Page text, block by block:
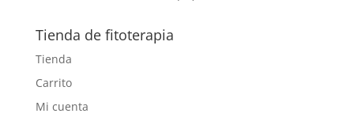
Tienda de fitoterapia
Tienda
Carrito
Mi cuenta